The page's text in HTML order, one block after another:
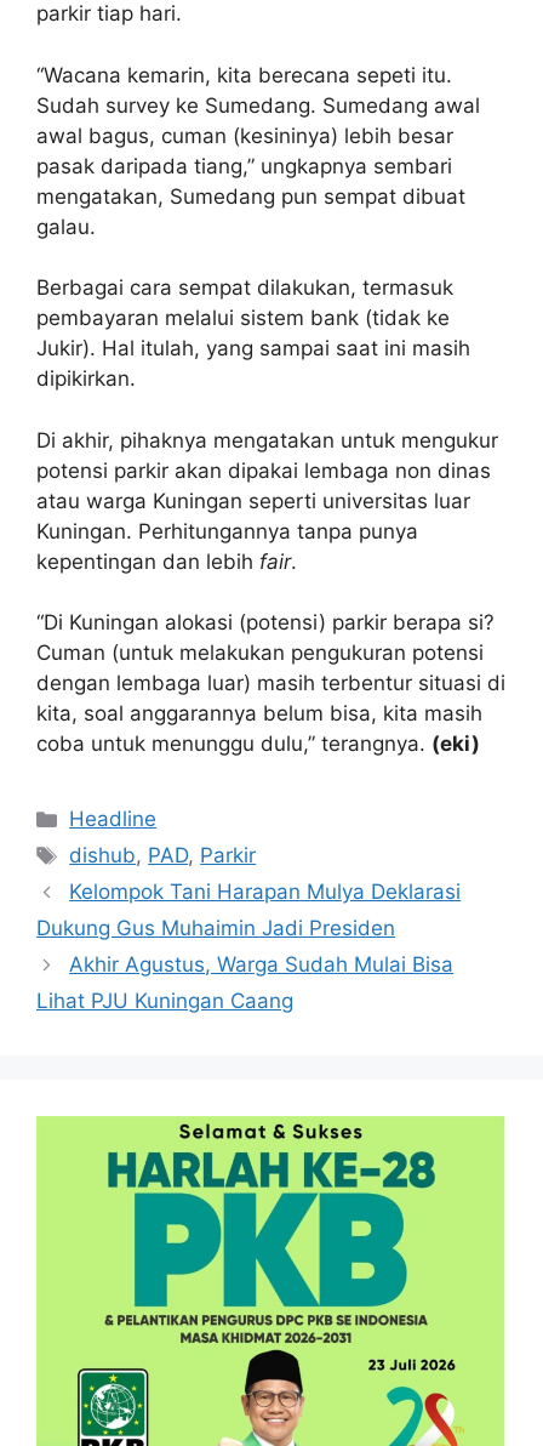
parkir tiap hari.
“Wacana kemarin, kita berecana sepeti itu.
Sudah survey ke Sumedang. Sumedang awal
awal bagus, cuman (kesininya) lebih besar
pasak daripada tiang,” ungkapnya sembari
mengatakan, Sumedang pun sempat dibuat
galau.
Berbagai cara sempat dilakukan, termasuk
pembayaran melalui sistem bank (tidak ke
Jukir). Hal itulah, yang sampai saat ini masih
dipikirkan.
Di akhir, pihaknya mengatakan untuk mengukur
potensi parkir akan dipakai lembaga non dinas
atau warga Kuningan seperti universitas luar
Kuningan. Perhitungannya tanpa punya
kepentingan dan lebih fair.
“Di Kuningan alokasi (potensi) parkir berapa si?
Cuman (untuk melakukan pengukuran potensi
dengan lembaga luar) masih terbentur situasi di
kita, soal anggarannya belum bisa, kita masih
coba untuk menunggu dulu,” terangnya. (eki)
Kategori
Headline
Tag
dishub, PAD, Parkir
Kelompok Tani Harapan Mulya Deklarasi
Dukung Gus Muhaimin Jadi Presiden
Akhir Agustus, Warga Sudah Mulai Bisa
Lihat PJU Kuningan Caang